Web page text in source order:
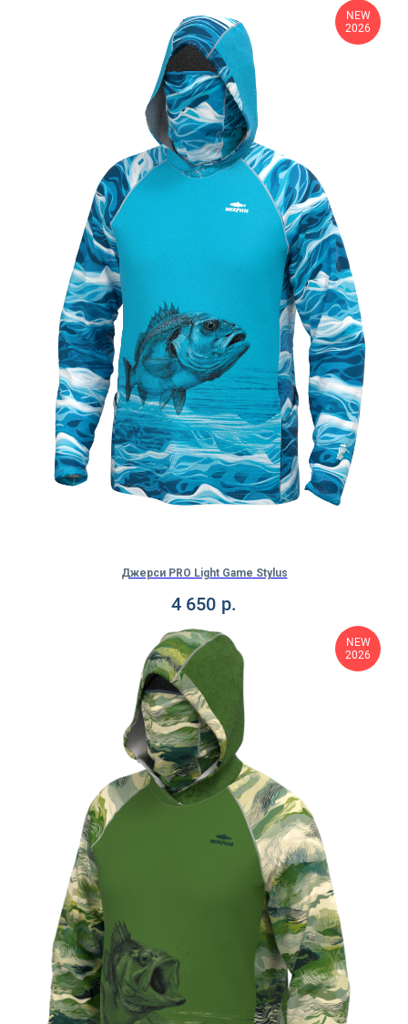
NEW
2026
Джерси PRO Light Game Stylus
4 650 р.
NEW
2026